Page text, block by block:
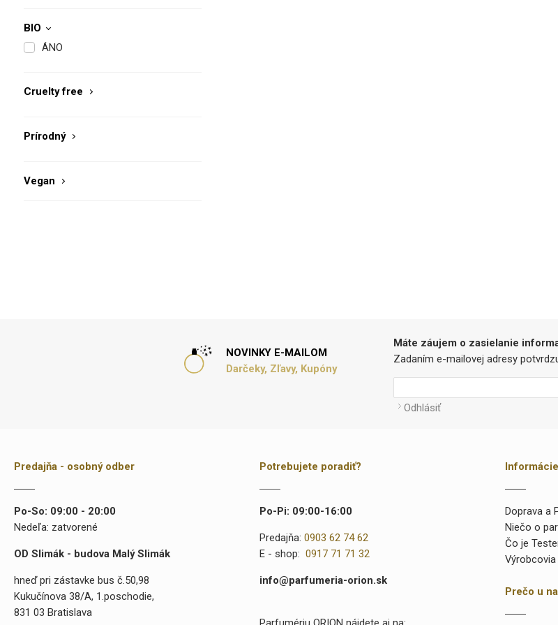
BIO
ÁNO
Cruelty free
Prírodný
Vegan
NOVINKY E-MAILOM
Darčeky, Zľavy, Kupóny
Máte záujem o zasielanie
Zadaním e-mailovej adresy
Odhlásiť
Predajňa - osobný odber
Po-So: 09:00 - 20:00
Nedeľa: zatvorené
OD Slimák - budova Malý Slimák
hneď pri zástavke bus č.50,98
Kukučínova 38/A, 1.poschodie,
831 03 Bratislava
Potrebujete poradiť?
Po-Pi: 09:00-16:00
Predajňa:0903 62 74 62
E - shop:0917 71 71 32
info@parfumeria-orion.sk
Doprava a
Niečo o
Čo je
Výrobcovia
Prečo u